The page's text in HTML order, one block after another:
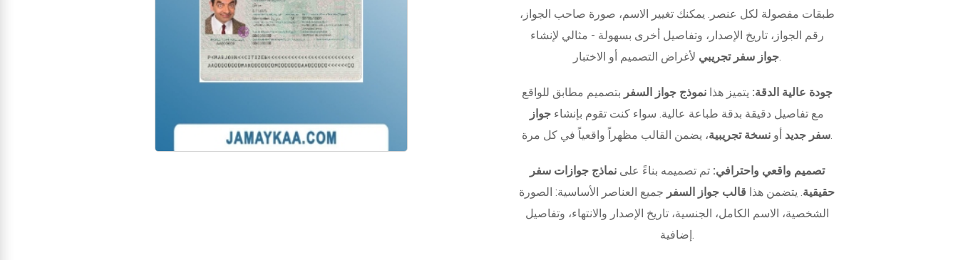
طبقات مفصولة لكل عنصر. يمكنك تغيير الاسم، صورة صاحب الجواز،
رقم الجواز، تاريخ الإصدار، وتفاصيل أخرى بسهولة - مثالي لإنشاء
جواز سفر تجريبيلأغراض التصميم أو الاختبار.
جودة عالية الدقة: يتميز هذانموذج جواز السفر بتصميم مطابق للواقع
مع تفاصيل دقيقة بدقة طباعة عالية. سواء كنت تقوم بإنشاء جواز
سفر جديد أونسخة تجريبية ، يضمن القالب مظهراً واقعياً في كل مرة.
تصميم واقعي واحترافي: تم تصميمه بناءً علىنماذج جوازات سفر
حقيقية. يتضمن هذا قالب جواز السفر جميع العناصر الأساسية: الصورة
الشخصية، الاسم الكامل، الجنسية، تاريخ الإصدار والانتهاء، وتفاصيل
إضافية.